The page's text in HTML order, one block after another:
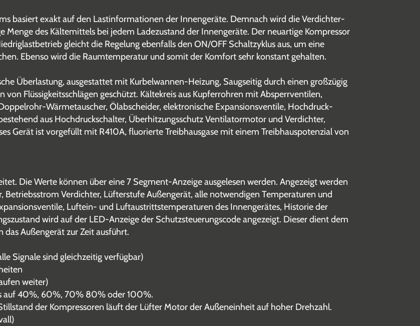
basiert exakt auf den Lastinformationen der Innengeräte. Demnach wird die Verdichter-
Menge des Kältemittels bei jedem Ladezustand der Innengeräte. Der neuartige Kompressor
gleicht die Regelung ebenfalls den ON/OFF Schaltzyklus aus, um eine
Ebenso wird die Raumtemperatur und somit der Komfort sehr konstant gehalten.
Überlastung, ausgestattet mit Kurbelwannen-Heizung, Saugseitig durch einen großzügig
von Flüssigkeitsschlägen geschützt. Kältekreis aus Kupferrohren mit Absperrventilen,
Wärmetauscher, Ölabscheider, elektronische Expansionsventile, Hochdruck-
aus Hochdruckschalter, Überhitzungsschutz Ventilatormotor und Verdichter,
Gerät ist vorgefüllt mit R410A, fluorierte Treibhausgase mit einem Treibhauspotenzial von
Die Werte können über eine 7 Segment-Anzeige ausgelesen werden. Angezeigt werden
Verdichter, Lüfterstufe Außengerät, alle notwendigen Temperaturen und
Luftein- und Luftaustrittstemperaturen des Innengerätes, Historie der
wird auf der LED-Anzeige der Schutzsteuerungscode angezeigt. Dieser dient dem
Außengerät zur Zeit ausführt.
Signale sind gleichzeitig verfügbar)
weiter)
auf 40%, 60%, 70% 80% oder 100%.
der Kompressoren läuft der Lüfter Motor der Außeneinheit auf hoher Drehzahl.